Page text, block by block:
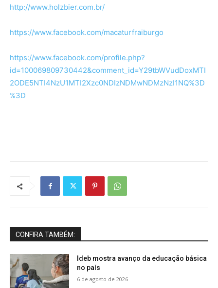
http://www.holzbier.com.br/
https://www.facebook.com/macaturfraiburgo
https://www.facebook.com/profile.php?
id=100069809730442&comment_id=Y29tbWVudDoxMTI
2ODE5NTI4NzU1MTI2Xzc0NDIzNDMwNDMzNzI1NQ%3D
%3D
CONFIRA TAMBÉM:
Ideb mostra avanço da educação básica
no país
6 de agosto de 2026